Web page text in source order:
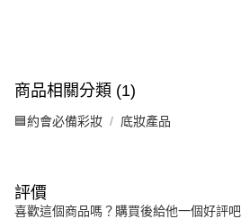
商品相關分類 (1)
🟦約會必備彩妝 底妝產品
評價
喜歡這個商品嗎？購買後給他一個好評吧